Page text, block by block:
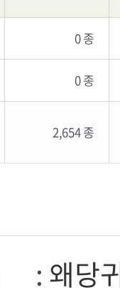
0 종
0 종
2,654 종
: 왜당